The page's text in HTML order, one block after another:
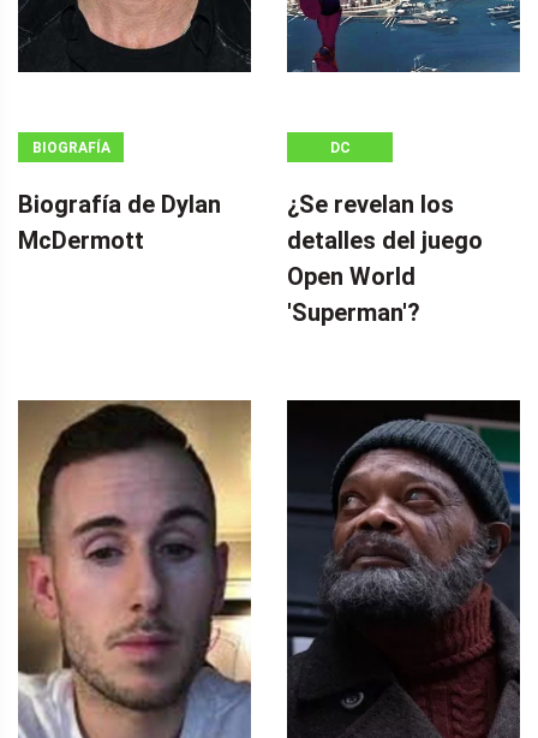
BIOGRAFÍA
Biografía de Dylan
McDermott
DC
¿Se revelan los
detalles del juego
Open World
'Superman'?